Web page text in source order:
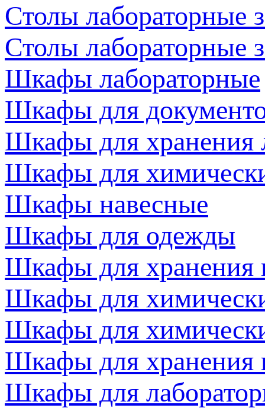
Столы лабораторные
Столы лабораторные
Шкафы лабораторные
Шкафы для
Шкафы для хранения
Шкафы для
Шкафы навесные
Шкафы для одежды
Шкафы для хранения
Шкафы для
Шкафы для
Шкафы для хранения
Шкафы для